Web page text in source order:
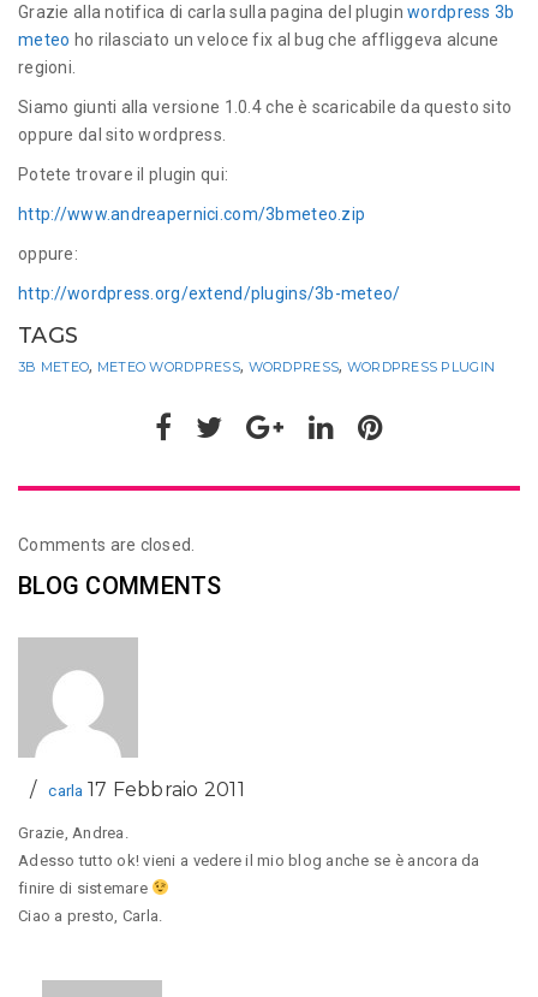
Grazie alla notifica di carla sulla pagina del pluginwordpress 3b
meteo ho rilasciato un veloce fix al bug che affliggeva alcune
regioni.
Siamo giunti alla versione 1.0.4 che è scaricabile da questo sito
oppure dal sito wordpress.
Potete trovare il plugin qui:
http://www.andreapernici.com/3bmeteo.zip
oppure:
http://wordpress.org/extend/plugins/3b-meteo/
TAGS
3B METEO, METEO WORDPRESS, WORDPRESS, WORDPRESS PLUGIN
Comments are closed.
BLOG COMMENTS
carla 17 Febbraio 2011
Grazie, Andrea.
Adesso tutto ok! vieni a vedere il mio blog anche se è ancora da
finire di sistemare
Ciao a presto, Carla.